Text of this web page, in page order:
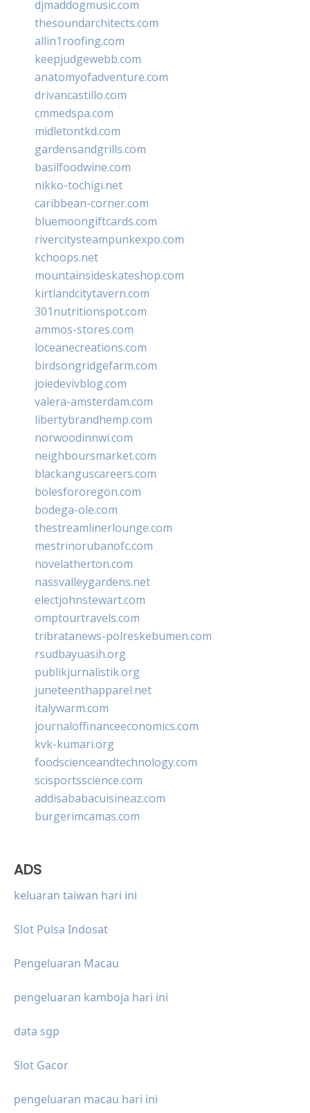
djmaddogmusic.com
thesoundarchitects.com
allin1roofing.com
keepjudgewebb.com
anatomyofadventure.com
drivancastillo.com
cmmedspa.com
midletontkd.com
gardensandgrills.com
basilfoodwine.com
nikko-tochigi.net
caribbean-corner.com
bluemoongiftcards.com
rivercitysteampunkexpo.com
kchoops.net
mountainsideskateshop.com
kirtlandcitytavern.com
301nutritionspot.com
ammos-stores.com
loceanecreations.com
birdsongridgefarm.com
joiedevivblog.com
valera-amsterdam.com
libertybrandhemp.com
norwoodinnwi.com
neighboursmarket.com
blackanguscareers.com
bolesfororegon.com
bodega-ole.com
thestreamlinerlounge.com
mestrinorubanofc.com
novelatherton.com
nassvalleygardens.net
electjohnstewart.com
omptourtravels.com
tribratanews-polreskebumen.com
rsudbayuasih.org
publikjurnalistik.org
juneteenthapparel.net
italywarm.com
journaloffinanceeconomics.com
kvk-kumari.org
foodscienceandtechnology.com
scisportsscience.com
addisababacuisineaz.com
burgerimcamas.com
ADS
keluaran taiwan hari ini
Slot Pulsa Indosat
Pengeluaran Macau
pengeluaran kamboja hari ini
data sgp
Slot Gacor
pengeluaran macau hari ini